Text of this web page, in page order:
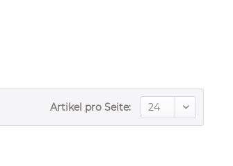
Artikel pro Seite: